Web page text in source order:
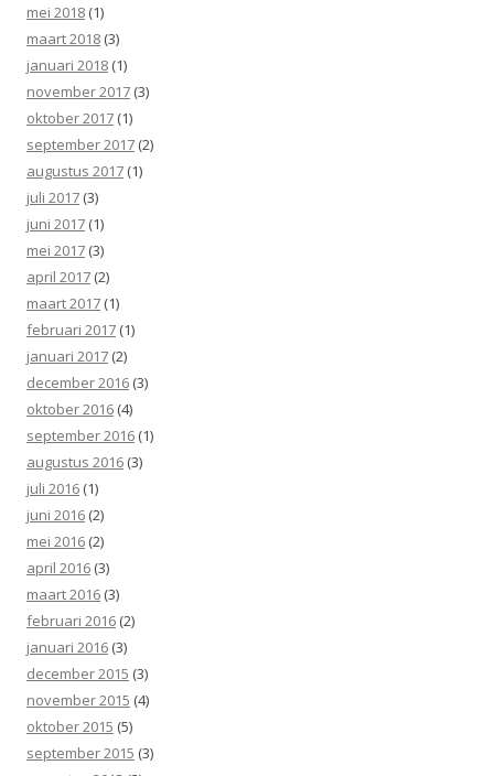
mei 2018 (1)
maart 2018 (3)
januari 2018 (1)
november 2017 (3)
oktober 2017 (1)
september 2017 (2)
augustus 2017 (1)
juli 2017 (3)
juni 2017 (1)
mei 2017 (3)
april 2017 (2)
maart 2017 (1)
februari 2017 (1)
januari 2017 (2)
december 2016 (3)
oktober 2016 (4)
september 2016 (1)
augustus 2016 (3)
juli 2016 (1)
juni 2016 (2)
mei 2016 (2)
april 2016 (3)
maart 2016 (3)
februari 2016 (2)
januari 2016 (3)
december 2015 (3)
november 2015 (4)
oktober 2015 (5)
september 2015 (3)